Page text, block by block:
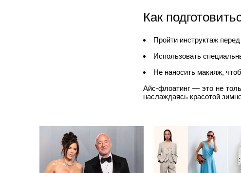
Как
Пройти инструктаж
Использовать
Не наносить макияж,
Айс-флоатинг — это не
наслаждаясь красотой